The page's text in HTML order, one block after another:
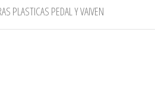
PLASTICAS PEDAL Y VAIVEN